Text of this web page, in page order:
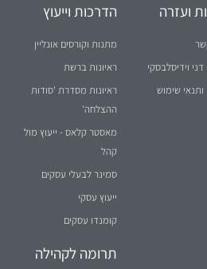
ועזרה
דני וידיסלבסקי
ותנאי שימוש
הדרכות וייעוץ
מתנות וקורסים אונליין
ראיונות ברשת
ראיונות מסדרת 'סודות
ההצלחה'
מאסטר קלאס - ייעוץ מול
קהל
סמינר לבעלי עסקים
ייעוץ עסקי
קומנדו עסקים
תרומה לקהילה